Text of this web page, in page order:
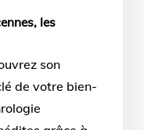
les
son
de votre bien-